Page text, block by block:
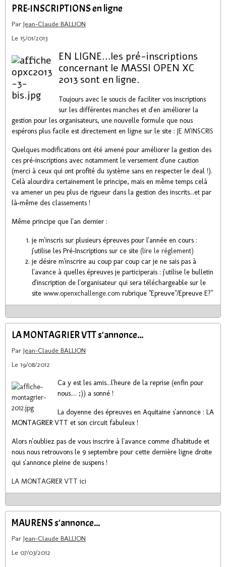
PRE-INSCRIPTIONS en ligne
Par Jean-Claude BALLION
Le 15/01/2013
EN LIGNE...les pré-inscriptions
concernant le MASSI OPEN XC
2013 sont en ligne.
Toujours avec le soucis de faciliter vos inscriptions
sur les différentes manches et d'en améliorer la
gestion pour les organisateurs, une nouvelle formule que nous
espérons plus facile est directement en ligne sur le site : JE M'INSCRIS
Quelques modifications ont été amené pour améliorer la gestion des
ces pré-inscriptions avec notamment le versement d'une caution
(merci à ceux qui ont profité du système sans en respecter le deal !).
Celà alourdira certainement le principe, mais en même temps celà
va amener un peu plus de rigueur dans la gestion des inscrits...et par
là-même des classements !
Même principe que l'an dernier :
je m'inscris sur plusieurs épreuves pour l'année en cours :
j'utilise les Pré-Inscriptions sur ce site (lire le réglement)
je désire m'inscrire au coup par coup car je ne sais pas à
l'avance à quelles épreuves je participerais : j'utilise le bulletin
d'inscription de l'organisateur qui sera téléchargeable sur le
site www.openxchallenge.com rubrique "Epreuve"/Epreuve E?"
LA MONTAGRIER VTT s'annonce...
Par Jean-Claude BALLION
Le 19/08/2012
Ca y est les amis...l'heure de la reprise (enfin pour
nous.... ;)) a sonné !
La doyenne des épreuves en Aquitaine s'annonce : LA
MONTAGRIER VTT et son circuit fabuleux !
Alors n'oubliez pas de vous inscrire à l'avance comme d'habitude et
nous nous retrouvons le 9 septembre pour cette dernière ligne droite
qui s'annonce pleine de suspens !
LA MONTAGRIER VTT ici
MAURENS s'annonce...
Par Jean-Claude BALLION
Le 07/03/2012